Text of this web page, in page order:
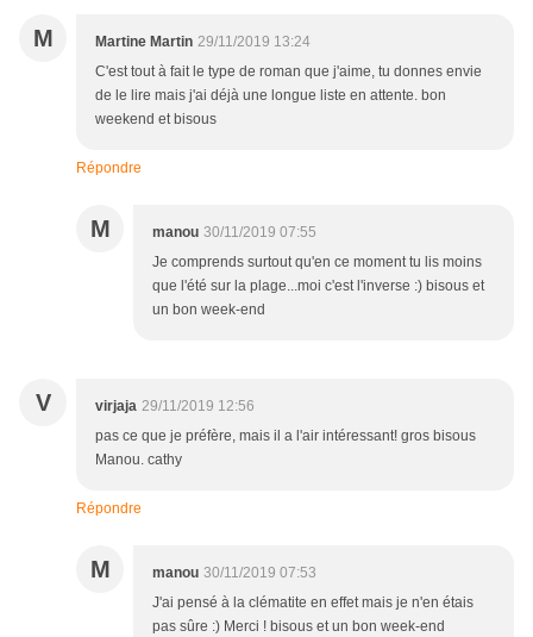
M Martine Martin 29/11/2019 13:24
C'est tout à fait le type de roman que j'aime, tu donnes envie
de le lire mais j'ai déjà une longue liste en attente. bon
weekend et bisous
Répondre
M manou 30/11/2019 07:55
Je comprends surtout qu'en ce moment tu lis moins
que l'été sur la plage...moi c'est l'inverse :) bisous et
un bon week-end
V virjaja 29/11/2019 12:56
pas ce que je préfère, mais il a l'air intéressant! gros bisous
Manou. cathy
Répondre
M manou 30/11/2019 07:53
J'ai pensé à la clématite en effet mais je n'en étais
pas sûre :) Merci ! bisous et un bon week-end